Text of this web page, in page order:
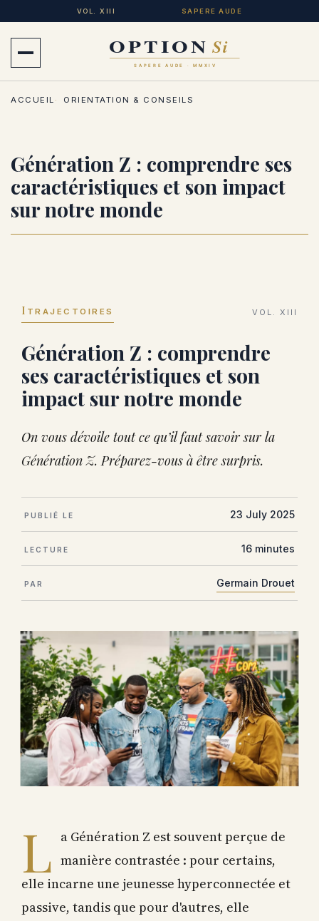
contenu
VOL. XIII SAPERE AUDE
le
menu
ACCUEIL ORIENTATION & CONSEILS
Génération Z : comprendre ses
caractéristiques et son impact
sur notre monde
I TRAJECTOIRES VOL. XIII
Génération Z : comprendre
ses caractéristiques et son
impact sur notre monde
On vous dévoile tout ce qu’il faut savoir sur la
Génération Z. Préparez-vous à être surpris.
PUBLIÉ LE 23 July 2025
LECTURE 16 minutes
PAR Germain Drouet
L a Génération Z est souvent perçue de
manière contrastée : pour certains,
elle incarne une jeunesse hyperconnectée et
passive, tandis que pour d'autres, elle